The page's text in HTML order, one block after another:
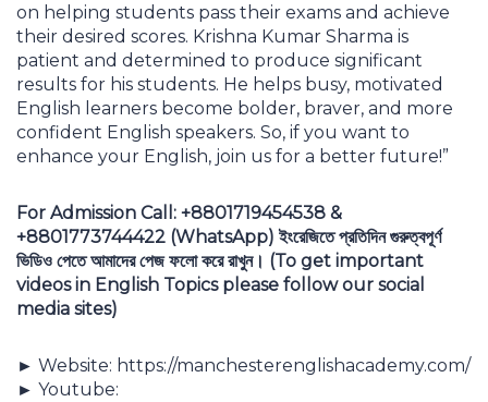
on helping students pass their exams and achieve
their desired scores. Krishna Kumar Sharma is
patient and determined to produce significant
results for his students. He helps busy, motivated
English learners become bolder, braver, and more
confident English speakers. So, if you want to
enhance your English, join us for a better future!”
For Admission Call: +8801719454538 &
+8801773744422 (WhatsApp)ইংরেজিতে প্রতিদিন গুরুত্বপূর্ণ
ভিডিও পেতে আমাদের পেজ ফলো করে রাখুন। (To get important
videos in English Topics please follow our social
media sites)
► Website: https://manchesterenglishacademy.com/
► Youtube: